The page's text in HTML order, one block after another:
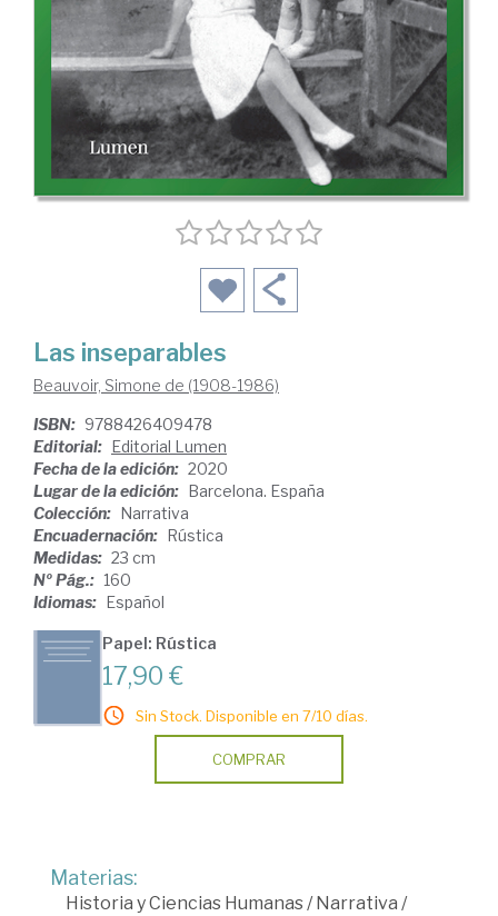
Las inseparables
Beauvoir, Simone de (1908-1986)
ISBN: 9788426409478
Editorial: Editorial Lumen
Fecha de la edición: 2020
Lugar de la edición: Barcelona. España
Colección: Narrativa
Encuadernación: Rústica
Medidas: 23 cm
Nº Pág.: 160
Idiomas: Español
Papel: Rústica
17,90 €
Sin Stock. Disponible en 7/10 días.
COMPRAR
Materias:
Historia y Ciencias Humanas/Narrativa /